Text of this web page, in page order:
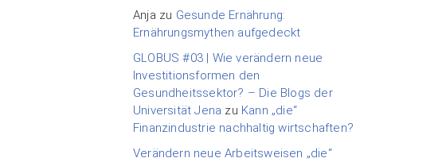
Anja zu Gesunde Ernährung:
Ernährungsmythen aufgedeckt
GLOBUS #03 | Wie verändern neue
Investitionsformen den
Gesundheitssektor? – Die Blogs der
Universität Jena zu Kann „die“
Finanzindustrie nachhaltig wirtschaften?
Verändern neue Arbeitsweisen „die“